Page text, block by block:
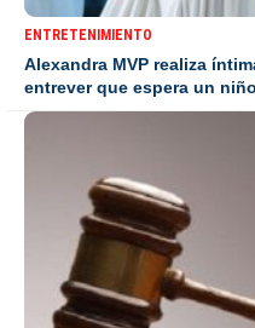
ENTRETENIMIENTO
Alexandra MVP realiza
entrever que espera un niño